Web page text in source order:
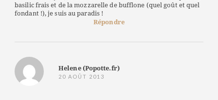
basilic frais et de la mozzarelle de bufflone (quel goût et quel
fondant !), je suis au paradis !
Répondre
Helene (Popotte.fr)
20 AOÛT 2013